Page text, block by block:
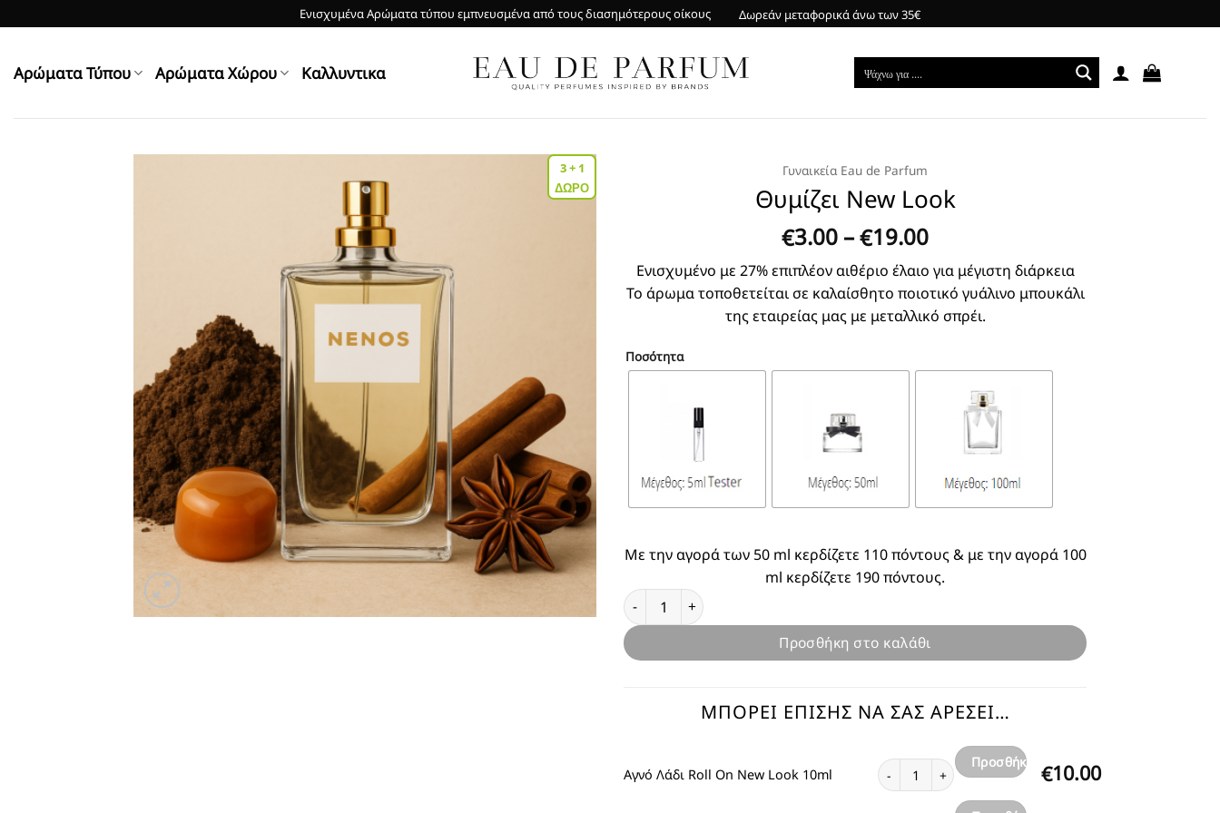
to
Ενισχυμένα Αρώματα τύπου εμπνευσμένα από τους διασημότερους οίκους Δωρεάν μεταφορικά άνω των 35€
Αρώματα Τύπου Αρώματα Χώρου Kαλλυντικα
Γυναικεία Eau de Parfum
Θυμίζει New Look
€3.00 –€19.00Price
range:
€3.00
through
€19.00
Ενισχυμένο με 27% επιπλέον αιθέριο έλαιο για μέγιστη διάρκεια
Το άρωμα τοποθετείται σε καλαίσθητο ποιοτικό γυάλινο μπουκάλι
της εταιρείας μας με μεταλλικό σπρέι.
Ποσότητα
Με την αγορά των 50 ml κερδίζετε 110 πόντους & με την αγορά 100
ml κερδίζετε 190 πόντους.
Θυμίζει New Look ποσότητα
Προσθήκη στο καλάθι
ΜΠΟΡΕΊ ΕΠΊΣΗΣ ΝΑ ΣΑΣ ΑΡΈΣΕΙ…
Αγνό Λάδι Roll On New Look 10ml €10.00
Αγνό Λάδι Roll On New Look 10ml ποσότητα
Προσθήκη
3 + 1
ΔΩΡΟ